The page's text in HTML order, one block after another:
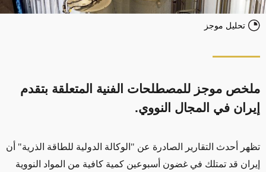
تحليل موجز
ملخص موجز للمصطلحات الفنية المتعلقة بتقدم
إيران في المجال النووي.
تظهر أحدث التقارير الصادرة عن "الوكالة الدولية للطاقة الذرية" أن
إيران قد تمتلك في غضون أسبوعين كمية كافية من المواد النووية